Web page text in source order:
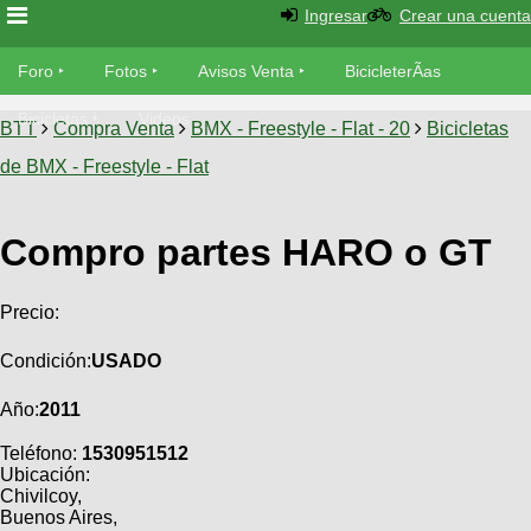
Foro
Foro
TÃ©cnica
Fotos
Galeria
Viajes
Descenso
Dirt
SUBÃ
aviso
Buscar
Ultimos
Fotos
as
Bicicletas
Bicicletas
Tandem
Cicloturismo
Ingresar Crear una cuenta
Foro Fotos Avisos Venta BicicleterÃ­as
Bicicletas Videos
BTT Compra Venta BMX - Freestyle - Flat - 20
Bicicletas
de BMX - Freestyle - Flat
Compro partes HARO o GT
Precio:
Condición:USADO
Año:2011
Teléfono: 1530951512
Ubicación:
Chivilcoy,
Buenos Aires,